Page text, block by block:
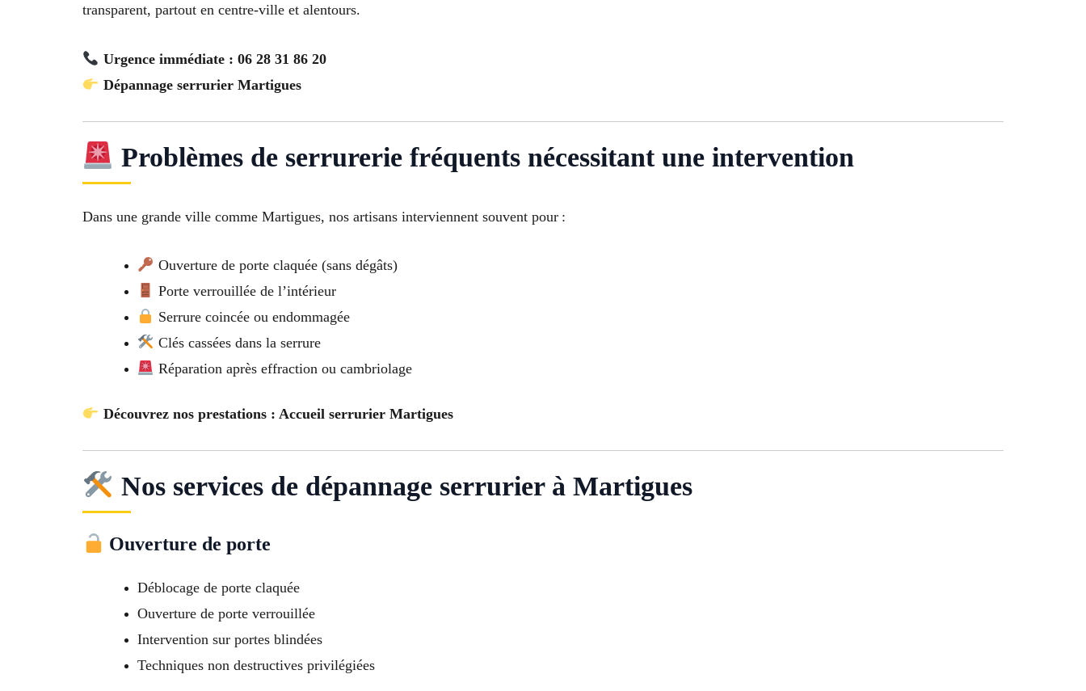
transparent, partout en centre-ville et alentours.
Urgence immédiate : 06 28 31 86 20
Dépannage serrurier Martigues
Problèmes de serrurerie fréquents nécessitant une intervention
Dans une grande ville comme Martigues, nos artisans interviennent souvent pour :
Ouverture de porte claquée (sans dégâts)
Porte verrouillée de l’intérieur
Serrure coincée ou endommagée
Clés cassées dans la serrure
Réparation après effraction ou cambriolage
Découvrez nos prestations : Accueil serrurier Martigues
Nos services de dépannage serrurier à Martigues
Ouverture de porte
Déblocage de porte claquée
Ouverture de porte verrouillée
Intervention sur portes blindées
Techniques non destructives privilégiées